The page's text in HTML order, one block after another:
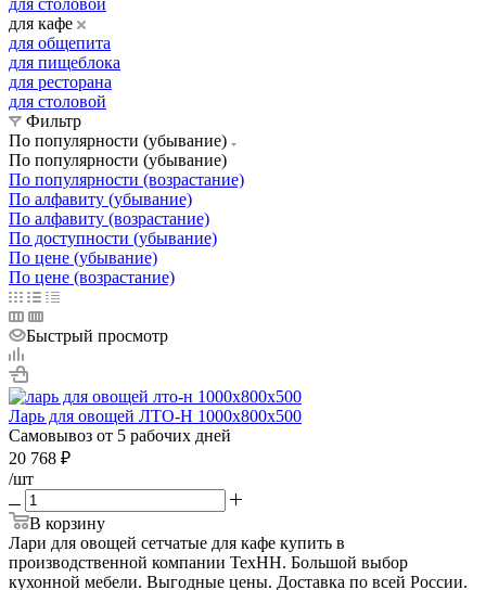
для кафе
для общепита
для пищеблока
для ресторана
для столовой
Фильтр
По популярности (убывание)
По популярности (убывание)
По популярности (возрастание)
По алфавиту (убывание)
По алфавиту (возрастание)
По доступности (убывание)
По цене (убывание)
По цене (возрастание)
Быстрый просмотр
Ларь для овощей ЛТО-Н 1000х800х500
Самовывоз от 5 рабочих дней
20 768 ₽
/шт
В корзину
Лари для овощей сетчатые для кафе купить в
производственной компании ТехНН. Большой выбор
кухонной мебели. Выгодные цены. Доставка по всей России.